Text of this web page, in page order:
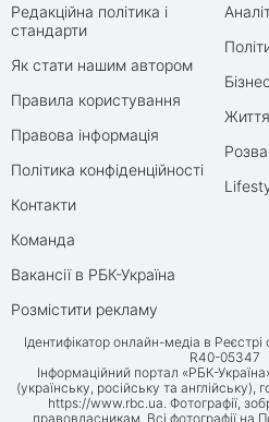
Редакційна політика і
стандарти
Як стати нашим автором
Правила користування
Правова інформація
Політика конфіденційності
Контакти
Команда
Вакансії в РБК-Україна
Розмістити рекламу
Бізнес
Життя
Ідентифікатор онлайн-медіа в Реєстрі
R40-05347
Інформаційний портал «РБК-
(українську, російську та англійську),
https://www.rbc.ua . Фотографії,
правовласникам. Всі фотографії на